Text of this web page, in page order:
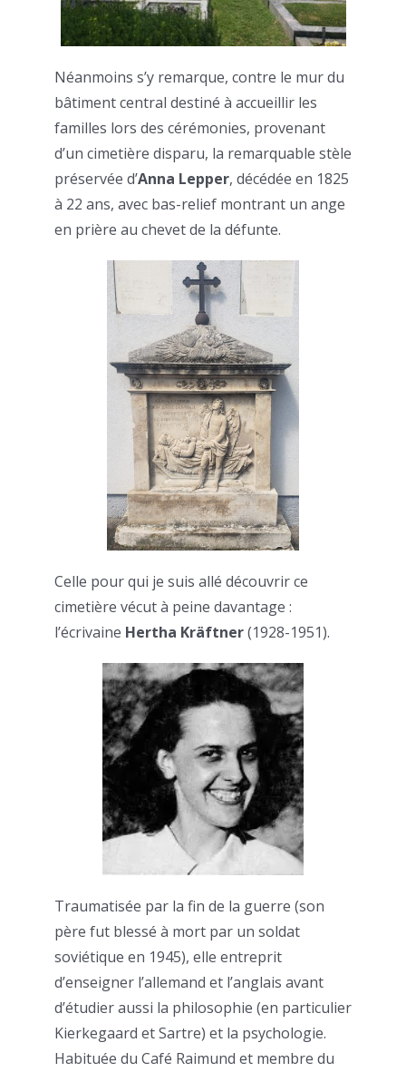
Néanmoins s’y remarque, contre le mur du
bâtiment central destiné à accueillir les
familles lors des cérémonies, provenant
d’un cimetière disparu, la remarquable stèle
préservée d’Anna Lepper, décédée en 1825
à 22 ans, avec bas-relief montrant un ange
en prière au chevet de la défunte.
Celle pour qui je suis allé découvrir ce
cimetière vécut à peine davantage :
l’écrivaine Hertha Kräftner(1928-1951).
Traumatisée par la fin de la guerre (son
père fut blessé à mort par un soldat
soviétique en 1945), elle entreprit
d’enseigner l’allemand et l’anglais avant
d’étudier aussi la philosophie (en particulier
Kierkegaard et Sartre) et la psychologie.
Habituée du Café Raimund et membre du